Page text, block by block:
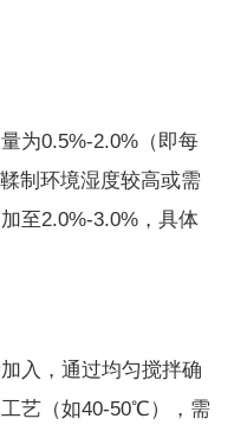
为0.5%-2.0%（即每
制环境湿度较高或需
至2.0%-3.0%，具体
入，通过均匀搅拌确
艺（如40-50℃），需